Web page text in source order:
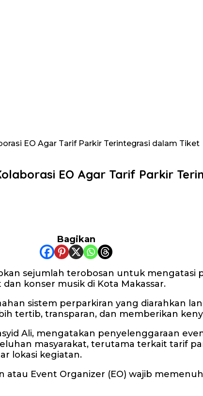
EO Agar Tarif Parkir Terintegrasi dalam Tiket
EO Agar Tarif Parkir
Bagikan
sejumlah terobosan untuk
konser musik di Kota Makassar.
sistem perparkiran yang diarahkan
tertib, transparan, dan memberikan
Ali, mengatakan penyelenggaraan
masyarakat, terutama terkait tarif
lokasi kegiatan.
Event Organizer (EO) wajib